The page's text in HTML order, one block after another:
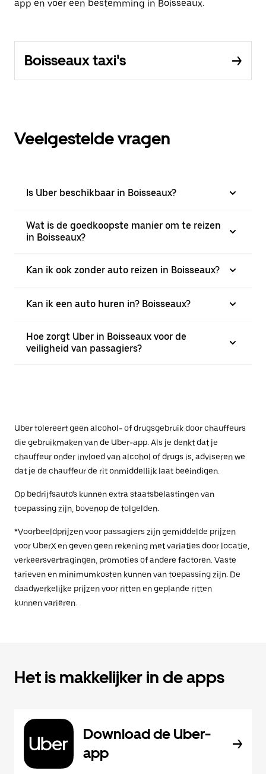
app en voer een bestemming in Boisseaux.
Boisseaux taxi's
Veelgestelde vragen
Is Uber beschikbaar in Boisseaux?
Wat is de goedkoopste manier om te reizen
in Boisseaux?
Kan ik ook zonder auto reizen in Boisseaux?
Kan ik een auto huren in? Boisseaux?
Hoe zorgt Uber in Boisseaux voor de
veiligheid van passagiers?
Uber tolereert geen alcohol- of drugsgebruik door chauffeurs
die gebruikmaken van de Uber-app. Als je denkt dat je
chauffeur onder invloed van alcohol of drugs is, adviseren we
dat je de chauffeur de rit onmiddellijk laat beëindigen.
Op bedrijfsauto's kunnen extra staatsbelastingen van
toepassing zijn, bovenop de tolgelden.
*Voorbeeldprijzen voor passagiers zijn gemiddelde prijzen
voor UberX en geven geen rekening met variaties door locatie,
verkeersvertragingen, promoties of andere factoren. Vaste
tarieven en minimumkosten kunnen van toepassing zijn. De
daadwerkelijke prijzen voor ritten en geplande ritten
kunnen variëren.
Het is makkelijker in de apps
Download de Uber-
app